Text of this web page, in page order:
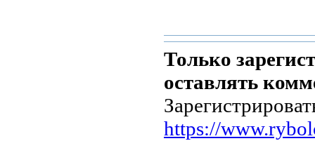
Только
оставлять
https://